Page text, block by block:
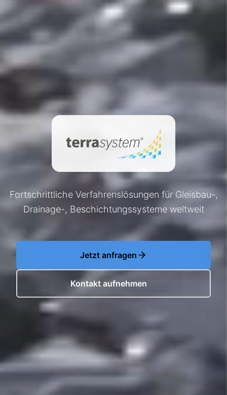
Fortschrittliche Verfahrenslösungen für Gleisbau-,
Drainage-, Beschichtungssysteme weltweit
Jetzt anfragen
Kontakt aufnehmen